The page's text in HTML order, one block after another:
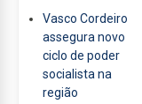
Vasco Cordeiro
assegura novo
ciclo de poder
socialista na
região